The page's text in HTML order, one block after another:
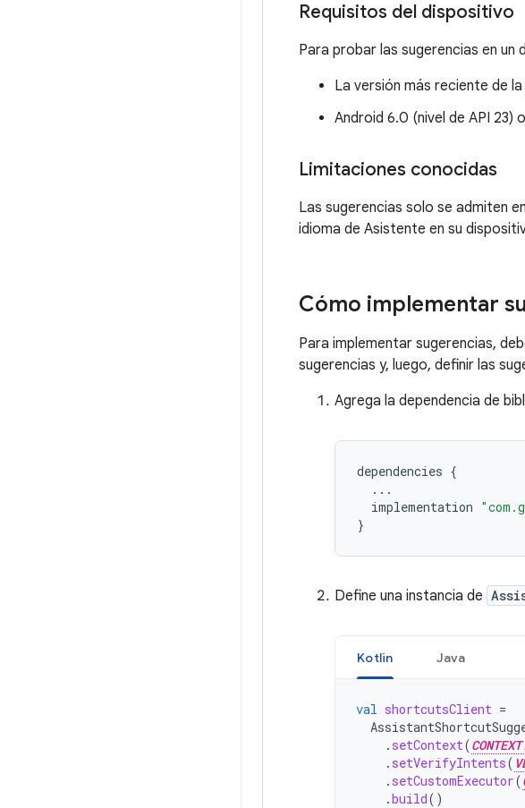
Requisitos del dispositivo
Para probar las sugerencias en
La versión más reciente de la
Android 6.0 (nivel de API 23)
Limitaciones conocidas
Las sugerencias solo se admiten
idioma de Asistente en su
Cómo implementar
Para implementar sugerencias,
sugerencias y, luego, definir las
Agrega la dependencia de
dependencies {
...
implementation
}
Define una instancia de
Kotlin Java
val shortcutsClient =
. setContext(
. setVerifyIntents(
. setCustomExecutor(
.build()